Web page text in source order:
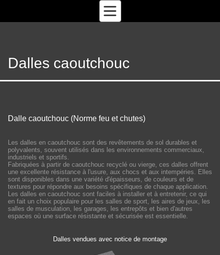
Dalles caoutchouc
Dalle caoutchouc (Norme feu et chutes)
Les dalles en caoutchouc sont des revêtements de sol durables et
polyvalents, souvent utilisés dans les environnements commerciaux,
industriels et sportifs.
Fabriquées à partir de caoutchouc recyclé ou vierge, ces dalles offrent
une excellente résistance à l'usure, aux chocs et aux intempéries. Elles
sont disponibles dans une variété d'épaisseurs, de couleurs et de
textures pour répondre aux besoins spécifiques de chaque application.
Les dalles en caoutchouc sont faciles à installer et à entretenir, ce qui
en fait un choix populaire pour les salles de sport, les aires de jeux, les
salles de musculation, les garages, les entrepôts et bien d'autres
espaces où une surface résistante et sécurisée est essentielle.
Dalles vendues avec notice de montage